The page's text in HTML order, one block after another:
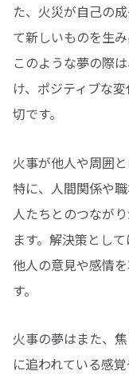
た、火災が自己の
て新しいものを生
このような夢の際
け、ポジティブな
切です。
火事が他人や周囲
特に、人間関係や
人たちとのつなが
ます。解決策とし
他人の意見や感情
す。
火事の夢はまた、
に追われている感